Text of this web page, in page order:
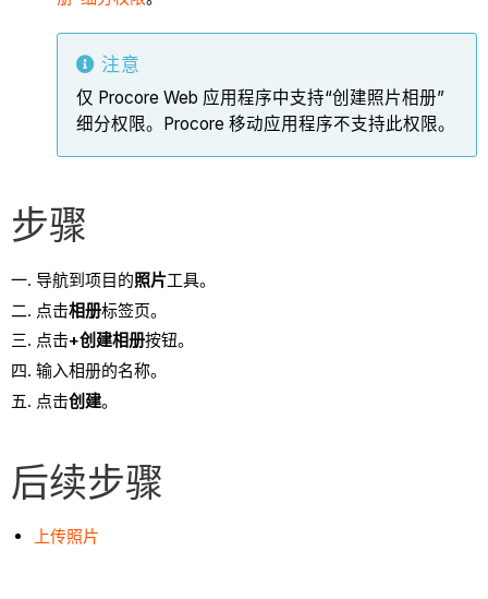
注意
仅 Procore Web 应用程序中支持“创建照片相册”
细分权限。Procore 移动应用程序不支持此权限。
步骤
导航到项目的照片工具。
点击相册标签页。
点击+创建相册按钮。
输入相册的名称。
点击创建。
后续步骤
上传照片